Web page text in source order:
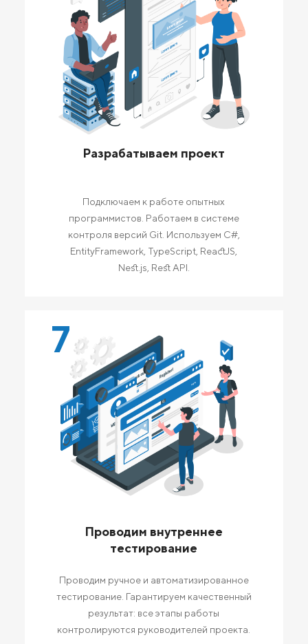
Разрабатываем проект
Подключаем к работе опытных
программистов. Работаем в системе
контроля версий Git. Используем C#,
EntityFramework, TypeScript, ReactJS,
Nest.js, Rest API.
7
Проводим внутреннее
тестирование
Проводим ручное и автоматизированное
тестирование. Гарантируем качественный
результат: все этапы работы
контролируются руководителей проекта.